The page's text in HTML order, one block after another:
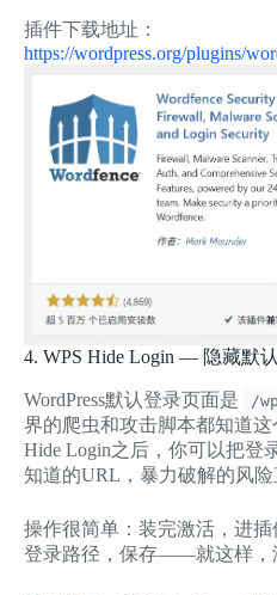
插件下载地址：
https://wordpress.org/plugins/
4. WPS Hide Login — 隐藏默
WordPress默认登录页面是 /
界的爬虫和攻击脚本都知道这
Hide Login之后，你可以把登
知道的URL，暴力破解的风险
操作很简单：装完激活，进
登录路径，保存——就这样，